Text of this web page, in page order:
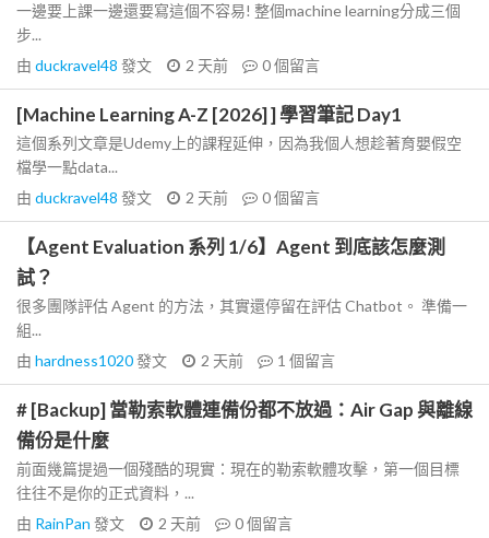
一邊要上課一邊還要寫這個不容易! 整個machine learning分成三個
步...
由 duckravel48 發文 2 天前 0個留言
[Machine Learning A-Z [2026] ] 學習筆記 Day1
這個系列文章是Udemy上的課程延伸，因為我個人想趁著育嬰假空
檔學一點data...
由 duckravel48 發文 2 天前 0個留言
【Agent Evaluation 系列 1/6】Agent 到底該怎麼測
試？
很多團隊評估 Agent 的方法，其實還停留在評估 Chatbot。 準備一
組...
由 hardness1020發文 2 天前 1 個留言
# [Backup] 當勒索軟體連備份都不放過：Air Gap 與離線
備份是什麼
前面幾篇提過一個殘酷的現實：現在的勒索軟體攻擊，第一個目標
往往不是你的正式資料，...
由 RainPan 發文 2 天前 0個留言